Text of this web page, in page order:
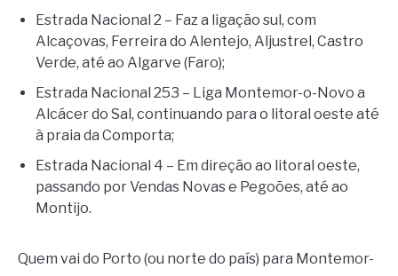
Estrada Nacional 2 – Faz a ligação sul, com
Alcaçovas, Ferreira do Alentejo, Aljustrel, Castro
Verde, até ao Algarve (Faro);
Estrada Nacional 253 – Liga Montemor-o-Novo a
Alcácer do Sal, continuando para o litoral oeste até
à praia da Comporta;
Estrada Nacional 4 – Em direção ao litoral oeste,
passando por Vendas Novas e Pegoões, até ao
Montijo.
Quem vai do Porto (ou norte do país) para Montemor-